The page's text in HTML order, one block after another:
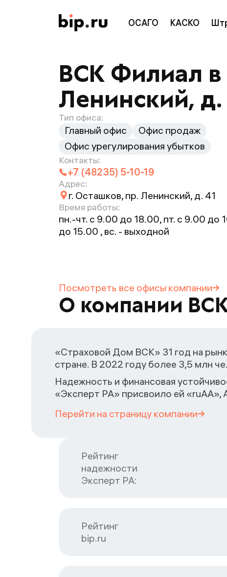
ОСАГО КАСКО
ВСК Филиал в
Ленинский, д.
Тип офиса:
Главный офис
Офис продаж
Офис урегулирования убытков
Контакты:
+7 (48235) 5-10-19
Адрес:
г. Осташков, пр. Ленинский, д. 41
Время работы:
пн.-чт. с 9.00 до 18.00, пт. с 9.00 до
до 15.00 , вс. - выходной
Посмотреть все офисы компании
О компании
«Страховой Дом ВСК» 31 год на
стране. В 2022 году более 3,5 млн
Надежность и финансовая
«Эксперт РА» присвоило ей
Перейти на страницу компании
Рейтинг
надежности
Эксперт РА:
Рейтинг
bip.ru